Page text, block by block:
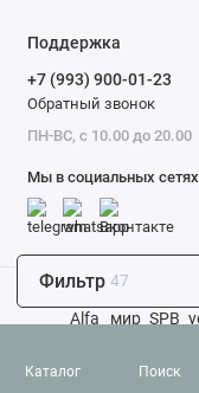
Каталог Поиск
Фильтр 47
Поддержка
+7 (993) 900-01-23
Обратный звонок
ПН-ВС, с 10.00 до 20.00
Мы в социальных сетях